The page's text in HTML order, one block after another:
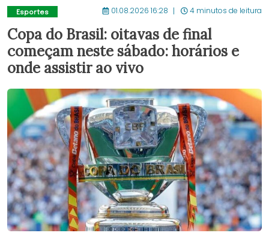
Esportes 01.08.2026 16:28 4 minutos de leitura
Copa do Brasil: oitavas de final
começam neste sábado: horários e
onde assistir ao vivo